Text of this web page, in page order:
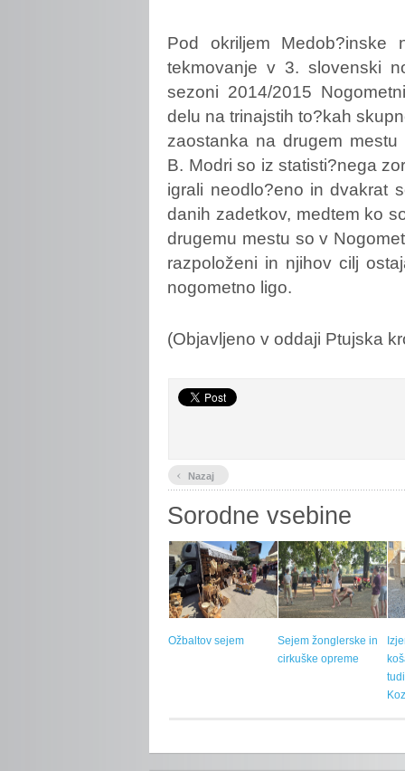
Pod okriljem Medob?inske
tekmovanje v 3. slovenski
sezoni 2014/2015
delu na trinajstih to?kah
zaostanka na drugem
B. Modri so iz statisti?nega
igrali neodlo?eno in dvakrat
danih zadetkov, medtem ko
drugemu mestu so v
razpoloženi in njihov cilj
nogometno ligo.
(Objavljeno v oddaji Ptujska
‹ Nazaj
Sorodne vsebine
Ožbaltov sejem
Sejem žonglerske in
cirkuške opreme